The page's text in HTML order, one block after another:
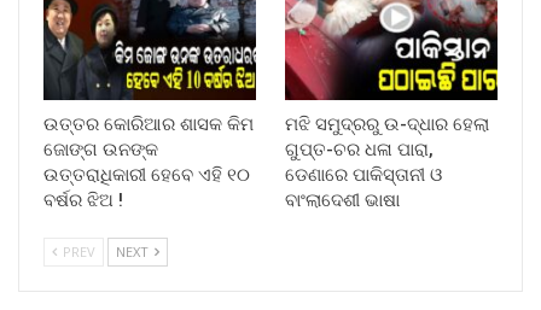
ଉତ୍ତର କୋରିଆର ଶାସକ କିମ
ଜୋଙ୍ଗ ଉନଙ୍କ
ଉତ୍ତରାଧିକାରୀ ହେବେ ଏହି ୧୦
ବର୍ଷର ଝିଅ !
ମଝି ସମୁଦ୍ରରୁ ଉ-ଦ୍ଧାର ହେଲା
ଗୁପ୍ତ-ଚର ଧଳା ପାରା,
ଡେଣାରେ ପାକିସ୍ତାନୀ ଓ
ବାଂଲାଦେଶୀ ଭାଷା
PREV NEXT